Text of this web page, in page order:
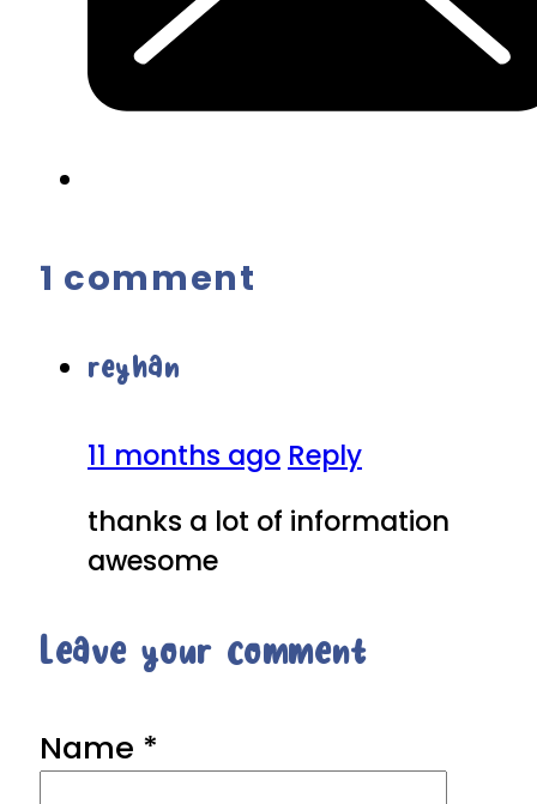
1 comment
reyhan
11 months ago Reply
thanks a lot of information
awesome
Leave your comment
Name *